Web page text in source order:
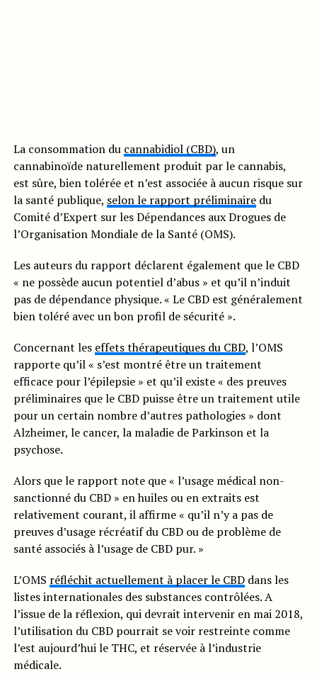
La consommation du cannabidiol (CBD), un
cannabinoïde naturellement produit par le cannabis,
est sûre, bien tolérée et n’est associée à aucun risque sur
la santé publique, selon le rapport préliminairedu
Comité d’Expert sur les Dépendances aux Drogues de
l’Organisation Mondiale de la Santé (OMS).
Les auteurs du rapport déclarent également que le CBD
« ne possède aucun potentiel d’abus » et qu’il n’induit
pas de dépendance physique. « Le CBD est généralement
bien toléré avec un bon profil de sécurité ».
Concernant les effets thérapeutiques du CBD, l’OMS
rapporte qu’il « s’est montré être un traitement
efficace pour l’épilepsie » et qu’il existe « des preuves
préliminaires que le CBD puisse être un traitement utile
pour un certain nombre d’autres pathologies » dont
Alzheimer, le cancer, la maladie de Parkinson et la
psychose.
Alors que le rapport note que « l’usage médical non-
sanctionné du CBD » en huiles ou en extraits est
relativement courant, il affirme « qu’il n’y a pas de
preuves d’usage récréatif du CBD ou de problème de
santé associés à l’usage de CBD pur. »
L’OMS réfléchit actuellement à placer le CBDdans les
listes internationales des substances contrôlées. A
l’issue de la réflexion, qui devrait intervenir en mai 2018,
l’utilisation du CBD pourrait se voir restreinte comme
l’est aujourd’hui le THC, et réservée à l’industrie
médicale.